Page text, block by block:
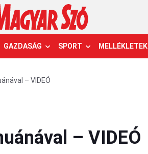
GAZDASÁG SPORT MELLÉKLETEK
– VIDEÓ
– VIDEÓ